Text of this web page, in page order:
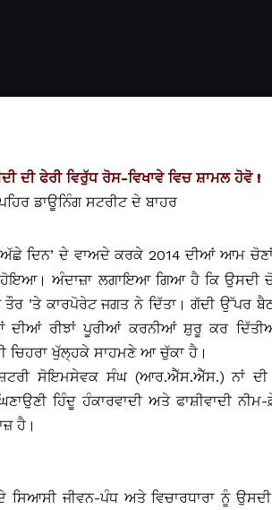
ਦੀ ਫੇਰੀ ਵਿਰੁੱਧ ਰੋਸ-ਵਿਖਾਵੇ ਵਿਚ ਸ਼ਾਮਲ ਹੋਵੋ !
ਡਾਊਨਿੰਗ ਸਟਰੀਟ ਦੇ ਬਾਹਰ
ਦਿਨ’ ਦੇ ਵਾਅਦੇ ਕਰਕੇ 2014 ਦੀਆਂ ਆਮ ਚੋਣਾਂ
ਅੰਦਾਜ਼ਾ ਲਗਾਇਆ ਗਿਆ ਹੈ ਕਿ ਉਸਦੀ
’ਤੇ ਕਾਰਪੋਰੇਟ ਜਗਤ ਨੇ ਦਿੱਤਾ। ਗੱਦੀ ਉੱਪਰ
ਦੀਆਂ ਰੀਝਾਂ ਪੂਰੀਆਂ ਕਰਨੀਆਂ ਸ਼ੁਰੂ ਕਰ
ਚਿਹਰਾ ਖੁੱਲ੍ਹਕੇ ਸਾਹਮਣੇ ਆ ਚੁੱਕਾ ਹੈ।
ਸੋਇਮਸੇਵਕ ਸੰਘ (ਆਰ.ਐੱਸ.ਐੱਸ.) ਨਾਂ ਦੀ
ਹਿੰਦੂ ਹੰਕਾਰਵਾਦੀ ਅਤੇ ਫਾਸ਼ੀਵਾਦੀ ਨੀਮ-
ਹੈ।
ਜੀਵਨ-ਪੰਧ ਅਤੇ ਵਿਚਾਰਧਾਰਾ ਨੂੰ